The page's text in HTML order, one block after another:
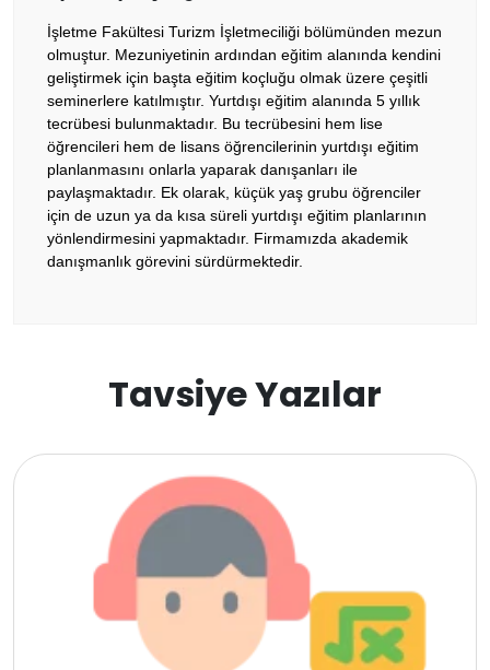
İrlanda
İsviçre
Polonya
Fransa
Litvanya
Gürcistan
Danimarka
Avustralya
İşletme Fakültesi Turizm İşletmeciliği bölümünden mezun
olmuştur. Mezuniyetinin ardından eğitim alanında kendini
geliştirmek için başta eğitim koçluğu olmak üzere çeşitli
seminerlere katılmıştır. Yurtdışı eğitim alanında 5 yıllık
tecrübesi bulunmaktadır. Bu tecrübesini hem lise
öğrencileri hem de lisans öğrencilerinin yurtdışı eğitim
planlanmasını onlarla yaparak danışanları ile
paylaşmaktadır. Ek olarak, küçük yaş grubu öğrenciler
için de uzun ya da kısa süreli yurtdışı eğitim planlarının
yönlendirmesini yapmaktadır. Firmamızda akademik
danışmanlık görevini sürdürmektedir.
Tavsiye Yazılar